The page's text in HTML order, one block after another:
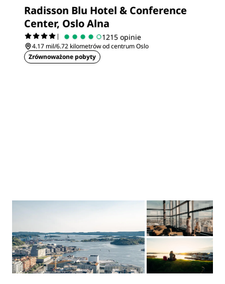
Radisson Blu Hotel & Conference
Center, Oslo Alna
| 1215 opinie
4.17 mil/6.72 kilometrów od centrum Oslo
Zrównoważone pobyty